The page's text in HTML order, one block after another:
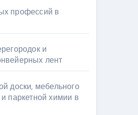
профессий в
и
лент
доски, мебельного
паркетной химии в